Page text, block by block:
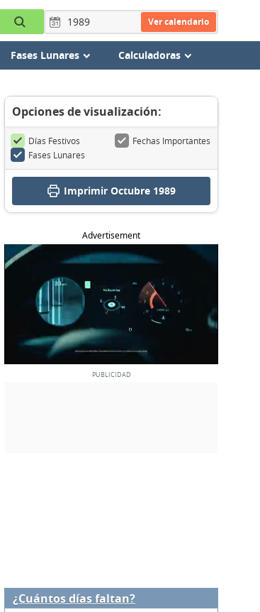
Ver calendario
Fases Lunares Calculadoras
Opciones de visualización:
Días Festivos
Fechas Importantes
Fases Lunares
Imprimir Octubre 1989
Advertisement
¿Cuántos días faltan?